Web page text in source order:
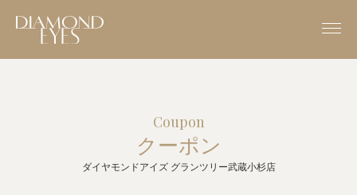
Coupon
クーポン
ダイヤモンドアイズ グランツリー武蔵小杉店